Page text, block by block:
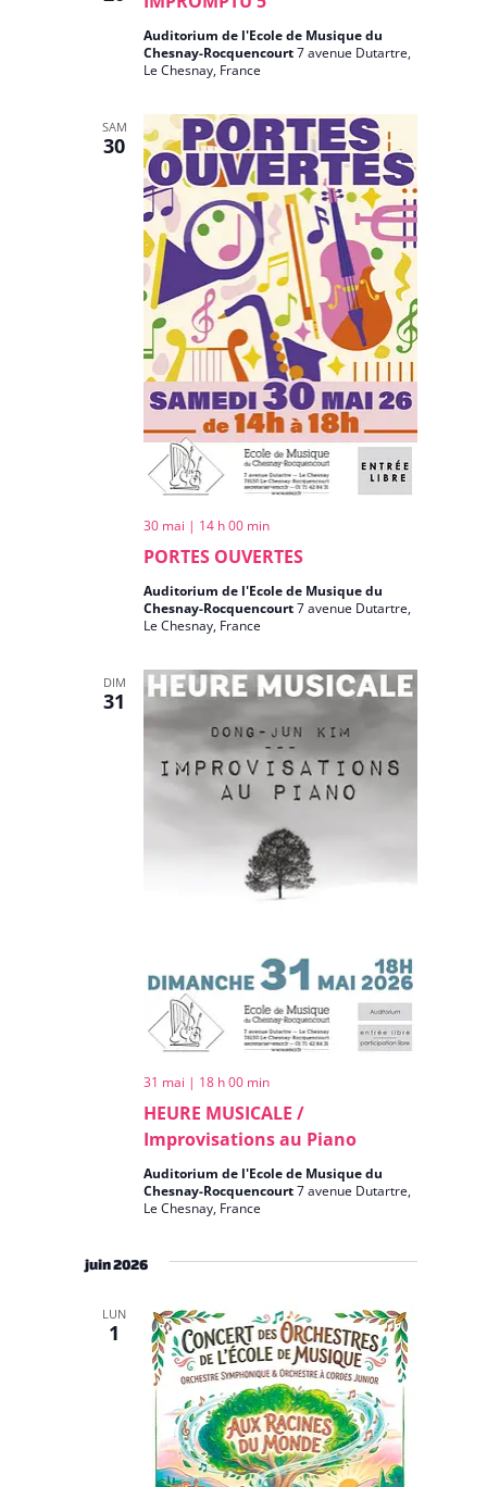
Auditorium de l'Ecole de Musique du
Chesnay-Rocquencourt7 avenue Dutartre,
Le Chesnay, France
SAM
30
PORTES OUVERTES
30 mai | 14 h 00 min
Auditorium de l'Ecole de Musique du
Chesnay-Rocquencourt7 avenue Dutartre,
Le Chesnay, France
DIM
31
HEURE MUSICALE /
Improvisations au Piano
31 mai | 18 h 00 min
Auditorium de l'Ecole de Musique du
Chesnay-Rocquencourt7 avenue Dutartre,
Le Chesnay, France
juin 2026
LUN
1